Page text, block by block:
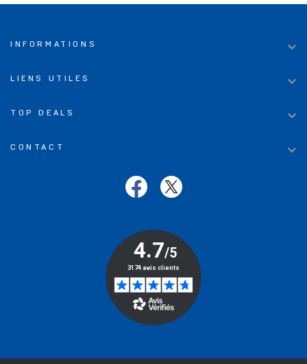
INFORMATIONS 
LIENS UTILES 
TOP DEALS 
CONTACT 